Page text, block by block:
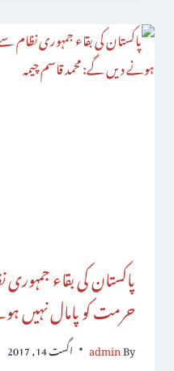
پاکستان کی بقاء
حرمت کو پامال نہیں
By
admin اگست 14, 2017